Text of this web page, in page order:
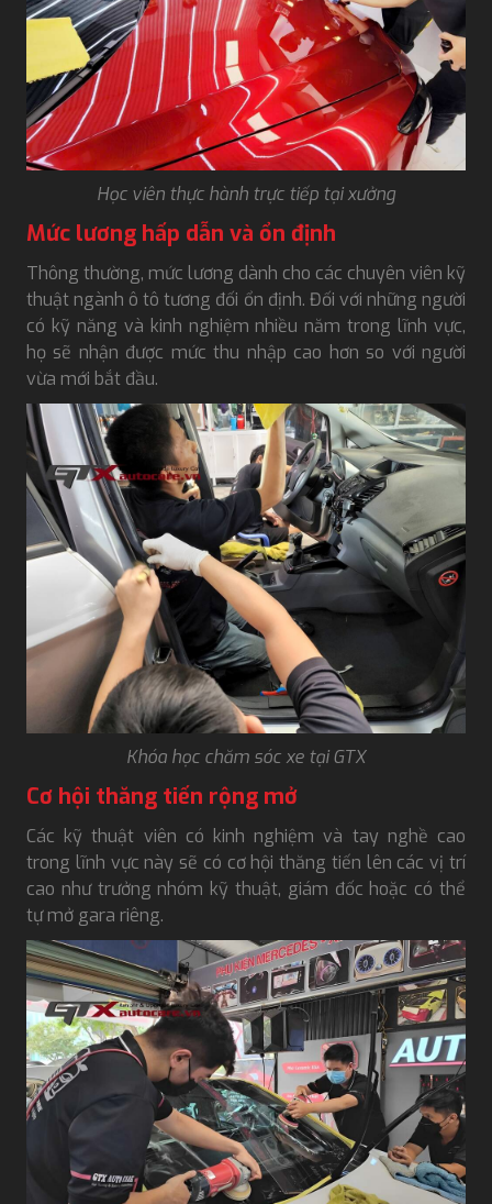
Học viên thực hành trực tiếp tại xưởng
Mức lương hấp dẫn và ổn định
Thông thường, mức lương dành cho các chuyên viên kỹ
thuật ngành ô tô tương đối ổn định. Đối với những người
có kỹ năng và kinh nghiệm nhiều năm trong lĩnh vực,
họ sẽ nhận được mức thu nhập cao hơn so với người
vừa mới bắt đầu.
Khóa học chăm sóc xe tại GTX
Cơ hội thăng tiến rộng mở
Các kỹ thuật viên có kinh nghiệm và tay nghề cao
trong lĩnh vực này sẽ có cơ hội thăng tiến lên các vị trí
cao như trưởng nhóm kỹ thuật, giám đốc hoặc có thể
tự mở gara riêng.